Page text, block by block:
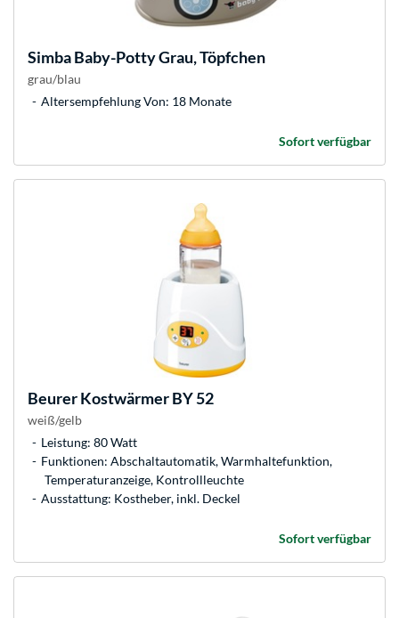
SimbaBaby-Potty Grau, Töpfchen
grau/blau
Altersempfehlung Von: 18 Monate
Sofort verfügbar
BeurerKostwärmer BY 52
weiß/gelb
Leistung: 80 Watt
Funktionen: Abschaltautomatik, Warmhaltefunktion,
Temperaturanzeige, Kontrollleuchte
Ausstattung: Kostheber, inkl. Deckel
Sofort verfügbar